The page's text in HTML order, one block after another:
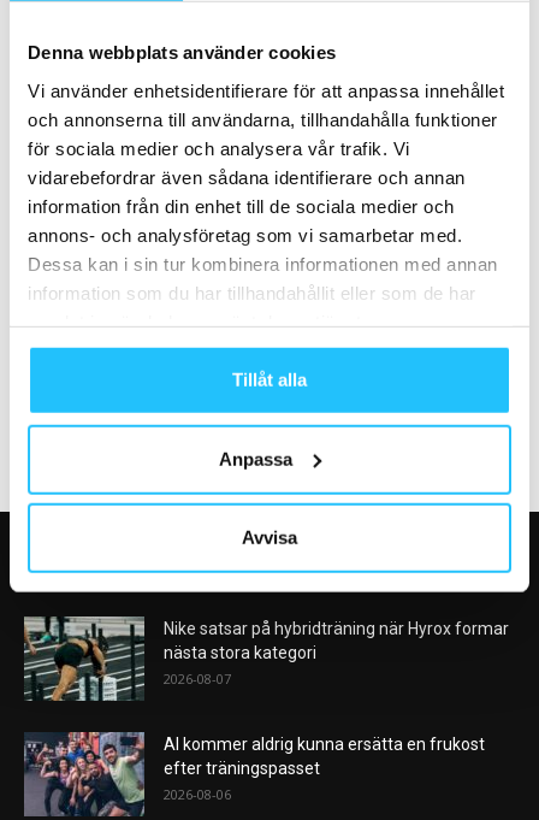
Denna webbplats använder cookies
Vi använder enhetsidentifierare för att anpassa innehållet
och annonserna till användarna, tillhandahålla funktioner
för sociala medier och analysera vår trafik. Vi
vidarebefordrar även sådana identifierare och annan
information från din enhet till de sociala medier och
annons- och analysföretag som vi samarbetar med.
Dessa kan i sin tur kombinera informationen med annan
information som du har tillhandahållit eller som de har
Tillåt alla
Anpassa
Avvisa
HYROX återvänder till
biljetter sålda...
“Ozempic-effekten” förändrar
ser en ny fitnessrevolution
Business
Missa inte: Inspirationsdag i
Sundsvall för gymägare
Gruppträning
LES MILLS LIVE STOCKHOLM
2023 – Biljettbokningen har
öppnat (Slutsålt!)
VÅRA FAVORITER
Nike satsar på hybridträning när Hyrox formar
nästa stora kategori
2026-08-07
AI kommer aldrig kunna ersätta en frukost
efter träningspasset
2026-08-06